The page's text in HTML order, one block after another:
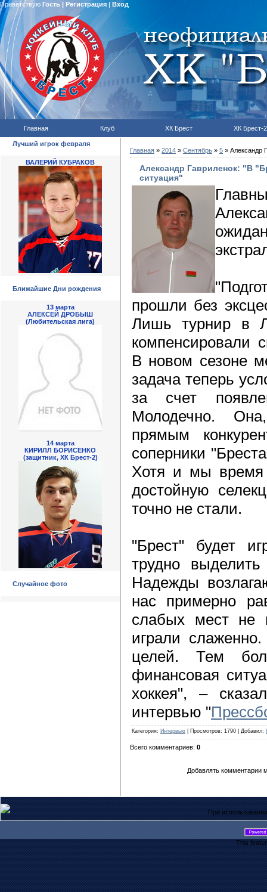
Приветствую Гость | Регистрация| Вход
Главная Клуб ХК Брест ХК Брест-2
Лучший игрок февраля
ВАЛЕРИЙ КУБРАКОВ
Ближайшие Дни рождения
13 марта
АЛЕКСЕЙ ДРОБЫШ
(Любительская лига)
14 марта
КИРИЛЛ БОРИСЕНКО
(защитник, ХК Брест-2)
Случайное фото
Главная » 2014 » Сентябрь » 5 » Александр
Александр Гавриленок: "В
ситуация"
прошли без
Лишь турнир в
компенсировали
В новом сезоне
задача теперь
за счет
Молодечно.
прямым
соперники
Хотя и мы время
достойную
точно не стали.
"Брест" будет
трудно
Надежды
нас примерно
слабых мест не
играли
целей. Тем
финансовая
хоккея", –
интервью "
Категория: Интервью Просмотров: 1790 | Добавил:
Всего комментариев: 0
Добавлять комментарии
При
This